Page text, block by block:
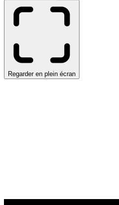
Regarder en plein écran